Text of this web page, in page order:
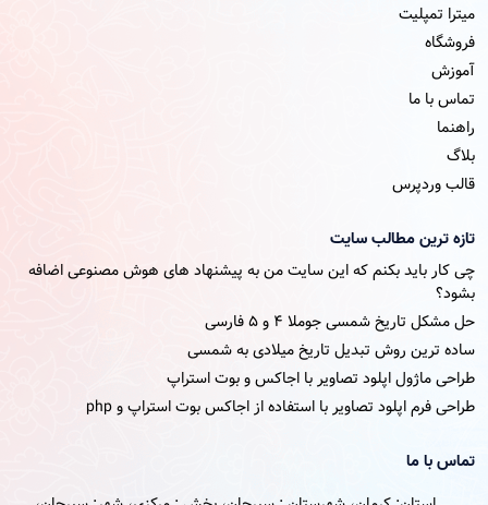
میترا تمپلیت
فروشگاه
آموزش
تماس با ما
راهنما
بلاگ
قالب وردپرس
تازه ترین مطالب سایت
چی کار باید بکنم که این سایت من به پیشنهاد های هوش مصنوعی اضافه
بشود؟
حل مشکل تاریخ شمسی جوملا ۴ و ۵ فارسی
ساده ترین روش تبدیل تاریخ میلادی به شمسی
طراحی ماژول اپلود تصاویر با اجاکس و بوت استراپ
طراحی فرم اپلود تصاویر با استفاده از اجاکس بوت استراپ و php
تماس با ما